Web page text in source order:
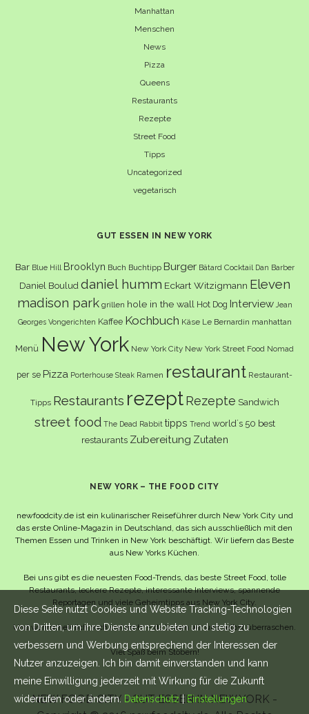
Manhattan
Menschen
News
Pizza
Queens
Restaurants
Rezepte
Street Food
Tipps
Uncategorized
vegetarisch
GUT ESSEN IN NEW YORK
Bar Blue Hill Brooklyn Buch Buchtipp Burger Bâtard Cocktail Dan Barber
Daniel Boulud daniel humm Eckart Witzigmann Eleven
madison park grillen hole in the wall Hot Dog Interview Jean
Georges Vongerichten Kaffee Kochbuch Käse Le Bernardin manhattan
Menü New York New York City New York Street Food Nomad
per se Pizza Porterhouse Steak Ramen restaurant Restaurant-
Tipps Restaurants rezept Rezepte Sandwich
street food The Dead Rabbit tipps Trend world´s 50 best
restaurants Zubereitung Zutaten
NEW YORK – THE FOOD CITY
newfoodcity.de ist ein kulinarischer Reiseführer durch New York City und
das erste Online-Magazin in Deutschland, das sich ausschließlich mit den
Themen Essen und Trinken in New York beschäftigt. Wir liefern das Beste
aus New Yorks Küchen.
Bei uns gibt es die neuesten Food-Trends, das beste Street Food, tolle
Restaurants, leckere Rezepte, interessante Interviews, spannende
Reportagen und viele Geheimtipps aus New York City.
Und wahrscheinlich noch viel mehr – da lassen wir uns selbst überraschen.
Viel Spaß beim Stöbern!
NEW FOOD CITY - GUT ESSEN IN NEW YORK -
Diese Seite nutzt Cookies und Website Tracking-Technologien
von Dritten, um ihre Dienste anzubieten und stetig zu
verbessern und Werbung entsprechend der Interessen der
Nutzer anzuzeigen. Ich bin damit einverstanden und kann
meine Einwilligung jederzeit mit Wirkung für die Zukunft
widerrufen oder ändern. Datenschutz| Einstellungen